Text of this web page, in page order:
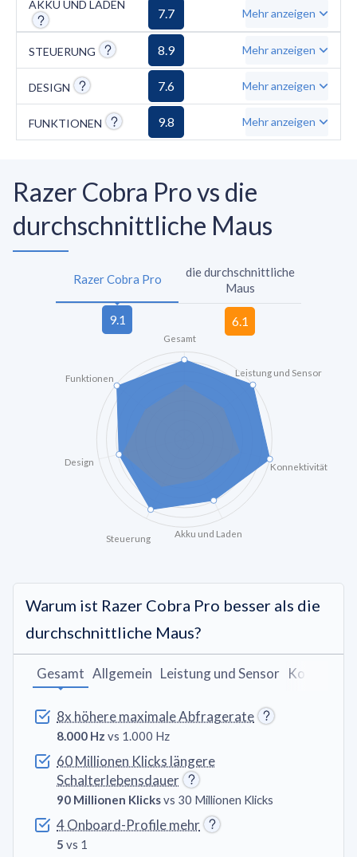
Scrollrads sowie der hohe Preis für Maus und
Zusatzkomponenten.
AKKU UND LADEN
7.7 Mehr anzeigen
STEUERUNG 8.9 Mehr anzeigen
DESIGN 7.6 Mehr anzeigen
FUNKTIONEN 9.8 Mehr anzeigen
Razer Cobra Pro vs die
durchschnittliche Maus
Razer Cobra Pro
die durchschnittliche
Maus
Gesamt
Leistung und Sensor
Konnektivität
Akku und Laden
Steuerung
Design
Funktionen
Warum ist Razer Cobra Pro besser als die
durchschnittliche Maus?
8x höhere maximale Abfragerate
8.000 Hz vs 1.000 Hz
60 Millionen Klicks längere
Schalterlebensdauer
90 Millionen Klicksvs 30 Millionen Klicks
4 Onboard-Profile mehr
5 vs 1
Gesamt Allgemein Leistung und Sensor